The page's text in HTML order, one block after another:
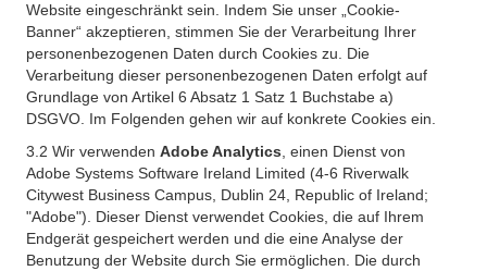
Website eingeschränkt sein. Indem Sie unser „Cookie-
Banner“ akzeptieren, stimmen Sie der Verarbeitung Ihrer
personenbezogenen Daten durch Cookies zu. Die
Verarbeitung dieser personenbezogenen Daten erfolgt auf
Grundlage von Artikel 6 Absatz 1 Satz 1 Buchstabe a)
DSGVO. Im Folgenden gehen wir auf konkrete Cookies ein.
3.2 Wir verwenden Adobe Analytics , einen Dienst von
Adobe Systems Software Ireland Limited (4-6 Riverwalk
Citywest Business Campus, Dublin 24, Republic of Ireland;
"Adobe"). Dieser Dienst verwendet Cookies, die auf Ihrem
Endgerät gespeichert werden und die eine Analyse der
Benutzung der Website durch Sie ermöglichen. Die durch